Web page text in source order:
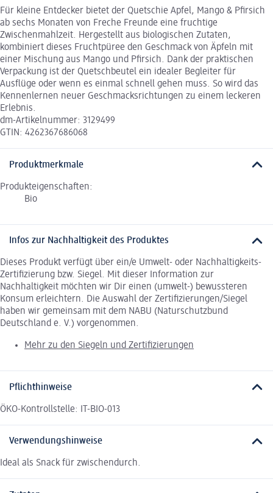
Für kleine Entdecker bietet der Quetschie Apfel, Mango & Pfirsich
ab sechs Monaten von Freche Freunde eine fruchtige
Zwischenmahlzeit. Hergestellt aus biologischen Zutaten,
kombiniert dieses Fruchtpüree den Geschmack von Äpfeln mit
einer Mischung aus Mango und Pfirsich. Dank der praktischen
Verpackung ist der Quetschbeutel ein idealer Begleiter für
Ausflüge oder wenn es einmal schnell gehen muss. So wird das
Kennenlernen neuer Geschmacksrichtungen zu einem leckeren
Erlebnis.
dm-Artikelnummer: 3129499
GTIN: 4262367686068
Produktmerkmale
Produkteigenschaften:
Bio
Infos zur Nachhaltigkeit des Produktes
Dieses Produkt verfügt über ein/e Umwelt- oder Nachhaltigkeits-
Zertifizierung bzw. Siegel. Mit dieser Information zur
Nachhaltigkeit möchten wir Dir einen (umwelt-) bewussteren
Konsum erleichtern. Die Auswahl der Zertifizierungen/Siegel
haben wir gemeinsam mit dem NABU (Naturschutzbund
Deutschland e. V.) vorgenommen.
Mehr zu den Siegeln und Zertifizierungen
Pflichthinweise
ÖKO-Kontrollstelle: IT-BIO-013
Verwendungshinweise
Ideal als Snack für zwischendurch.